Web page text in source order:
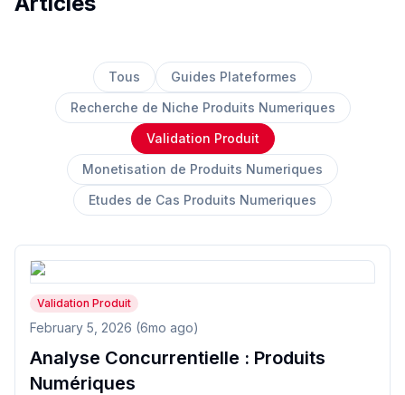
Tous
Guides Plateformes
Recherche de Niche Produits Numeriques
Validation Produit
Monetisation de Produits Numeriques
Etudes de Cas Produits Numeriques
Validation Produit
February 5, 2026 (6mo ago)
Analyse Concurrentielle : Produits
Numériques